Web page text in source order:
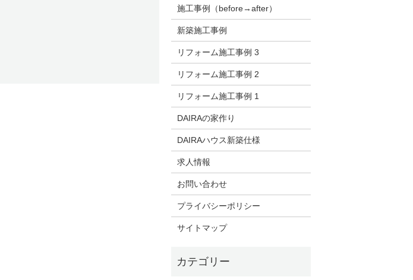
施工事例（before→after）
新築施工事例
リフォーム施工事例 3
リフォーム施工事例 2
リフォーム施工事例 1
DAIRAの家作り
DAIRAハウス新築仕様
求人情報
お問い合わせ
プライバシーポリシー
サイトマップ